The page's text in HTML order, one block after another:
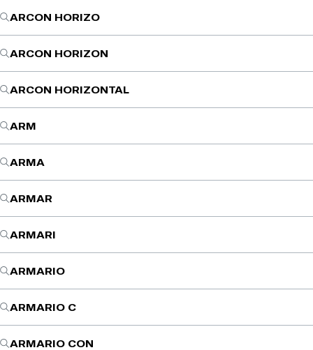
ARCON HORIZO
ARCON HORIZON
ARCON HORIZONTAL
ARM
ARMA
ARMAR
ARMARI
ARMARIO
ARMARIO C
ARMARIO CON